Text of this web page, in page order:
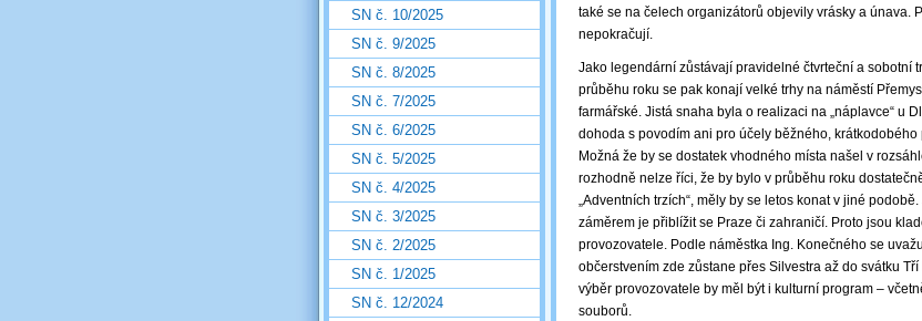
také se na čelech organizátorů objevily vrásky a únava.
nepokračují.
Jako legendární zůstávají pravidelné čtvrteční a sobotní
průběhu roku se pak konají velké trhy na náměstí
farmářské. Jistá snaha byla o realizaci na „náplavce“ u
dohoda s povodím ani pro účely běžného,
Možná že by se dostatek vhodného místa našel v
rozhodně nelze říci, že by bylo v průběhu roku
„Adventních trzích“, měly by se letos konat v jiné
záměrem je přiblížit se Praze či zahraničí. Proto jsou
provozovatele. Podle náměstka Ing. Konečného se
občerstvením zde zůstane přes Silvestra až do svátku
výběr provozovatele by měl být i kulturní program ‒
souborů.
SN č. 10/2025
SN č. 9/2025
SN č. 8/2025
SN č. 7/2025
SN č. 6/2025
SN č. 5/2025
SN č. 4/2025
SN č. 3/2025
SN č. 2/2025
SN č. 1/2025
SN č. 12/2024